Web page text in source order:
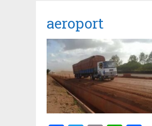
aeroport